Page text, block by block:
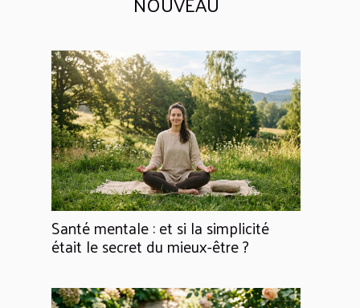
Santé mentale : et si la simplicité
était le secret du mieux-être ?